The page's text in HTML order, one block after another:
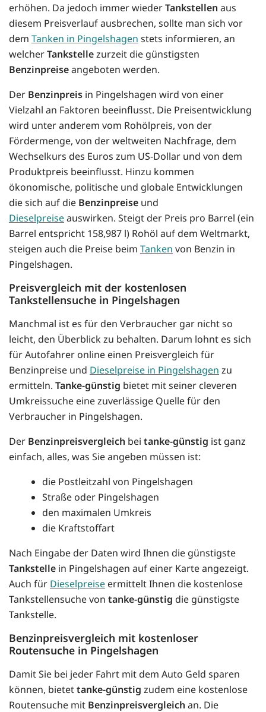
erhöhen. Da jedoch immer wiederTankstellen aus
diesem Preisverlauf ausbrechen, sollte man sich vor
dem Tanken in Pingelshagen stets informieren, an
welcherTankstellezurzeit die günstigsten
Benzinpreiseangeboten werden.
Der Benzinpreis in Pingelshagen wird von einer
Vielzahl an Faktoren beeinflusst. Die Preisentwicklung
wird unter anderem vom Rohölpreis, von der
Fördermenge, von der weltweiten Nachfrage, dem
Wechselkurs des Euros zum US-Dollar und von dem
Produktpreis beeinflusst. Hinzu kommen
ökonomische, politische und globale Entwicklungen
die sich auf die Benzinpreise und
Dieselpreiseauswirken. Steigt der Preis pro Barrel (ein
Barrel entspricht 158,987 l) Rohöl auf dem Weltmarkt,
steigen auch die Preise beim Tanken von Benzin in
Pingelshagen.
Preisvergleich mit der kostenlosen
Tankstellensuche in Pingelshagen
Manchmal ist es für den Verbraucher gar nicht so
leicht, den Überblick zu behalten. Darum lohnt es sich
für Autofahrer online einen Preisvergleich für
Benzinpreise und Dieselpreise in Pingelshagen zu
ermitteln. Tanke-günstig bietet mit seiner cleveren
Umkreissuche eine zuverlässige Quelle für den
Verbraucher in Pingelshagen.
Der Benzinpreisvergleich bei tanke-günstig ist ganz
einfach, alles, was Sie angeben müssen ist:
die Postleitzahl von Pingelshagen
Straße oder Pingelshagen
den maximalen Umkreis
die Kraftstoffart
Nach Eingabe der Daten wird Ihnen die günstigste
Tankstelle in Pingelshagen auf einer Karte angezeigt.
Auch für Dieselpreise ermittelt Ihnen die kostenlose
Tankstellensuche von tanke-günstig die günstigste
Tankstelle.
Benzinpreisvergleich mit kostenloser
Routensuche in Pingelshagen
Damit Sie bei jeder Fahrt mit dem Auto Geld sparen
können, bietettanke-günstig zudem eine kostenlose
Routensuche mit Benzinpreisvergleich an. Die